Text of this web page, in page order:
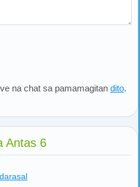
na chat sa pamamagitan dito.
Antas 6